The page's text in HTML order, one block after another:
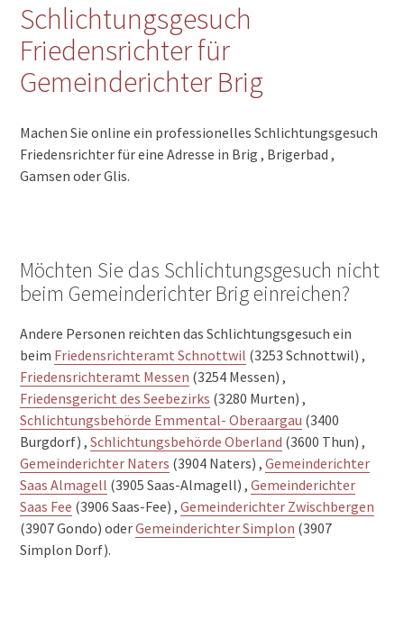
Schlichtungsgesuch
Friedensrichter für
Gemeinderichter Brig
Machen Sie online ein professionelles Schlichtungsgesuch
Friedensrichter für eine Adresse in Brig , Brigerbad ,
Gamsen oder Glis.
Möchten Sie das Schlichtungsgesuch nicht
beim Gemeinderichter Brig einreichen?
Andere Personen reichten das Schlichtungsgesuch ein
beim Friedensrichteramt Schnottwil (3253 Schnottwil) ,
Friedensrichteramt Messen (3254 Messen) ,
Friedensgericht des Seebezirks (3280 Murten) ,
Schlichtungsbehörde Emmental- Oberaargau (3400
Burgdorf) ,Schlichtungsbehörde Oberland (3600 Thun) ,
Gemeinderichter Naters (3904 Naters) ,Gemeinderichter
Saas Almagell (3905 Saas-Almagell) ,Gemeinderichter
Saas Fee (3906 Saas-Fee) ,Gemeinderichter Zwischbergen
(3907 Gondo) oderGemeinderichter Simplon (3907
Simplon Dorf).